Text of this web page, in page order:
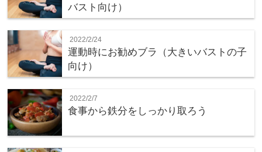
バスト向け）
2022/2/24
運動時にお勧めブラ（大きいバストの子
向け）
2022/2/7
食事から鉄分をしっかり取ろう